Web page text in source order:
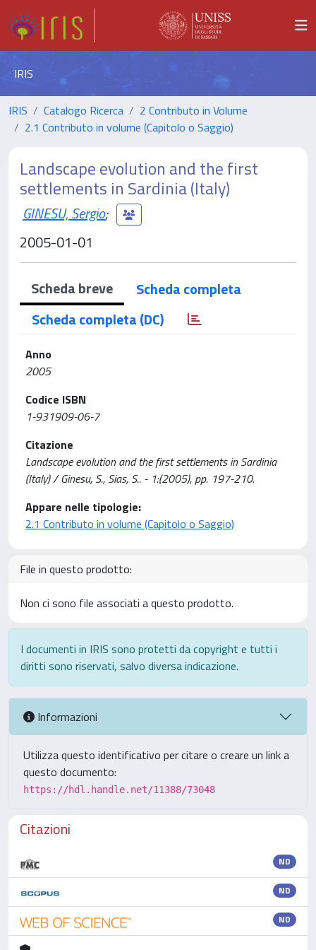
IRIS
IRIS Catalogo Ricerca
2 Contributo in Volume
2.1 Contributo in volume (Capitolo o Saggio)
Landscape evolution and the first
settlements in Sardinia (Italy)
GINESU, Sergio;
2005-01-01
Scheda breve
Scheda completa
Scheda completa (DC)
Anno
2005
Codice ISBN
1-931909-06-7
Citazione
Landscape evolution and the first settlements in Sardinia
(Italy) / Ginesu, S., Sias, S.. - 1:(2005), pp. 197-210.
Appare nelle tipologie:
2.1 Contributo in volume (Capitolo o Saggio)
File in questo prodotto:
Non ci sono file associati a questo prodotto.
I documenti in IRIS sono protetti da copyright e tutti i
diritti sono riservati, salvo diversa indicazione.
Informazioni
Utilizza questo identificativo per citare o creare un link a
questo documento:
https://hdl.handle.net/11388/73048
Citazioni
ND
ND
ND